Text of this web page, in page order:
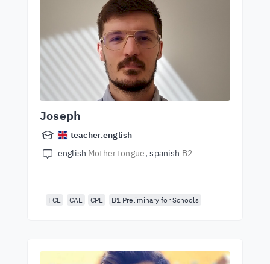
Joseph
teacher.english
english Mother tongue spanish B2
FCE CAE CPE B1 Preliminary for Schools